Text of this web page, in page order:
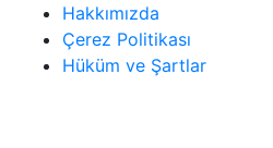
Hakkımızda
Çerez Politikası
Hüküm ve Şartlar